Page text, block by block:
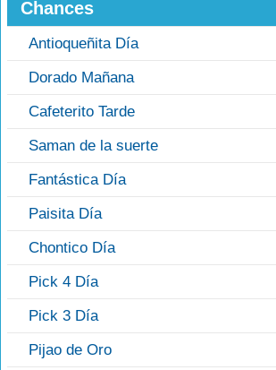
Chances
Antioqueñita Día
Dorado Mañana
Cafeterito Tarde
Saman de la suerte
Fantástica Día
Paisita Día
Chontico Día
Pick 4 Día
Pick 3 Día
Pijao de Oro